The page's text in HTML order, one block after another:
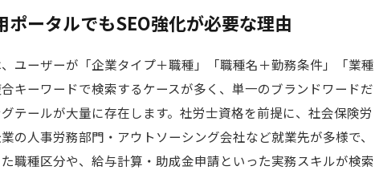
ポータルでもSEO強化が必要な理由
ユーザーが「企業タイプ＋職種」「職種名＋勤務条件」「業種
キーワードで検索するケースが多く、単一のブランドワードだ
テールが大量に存在します。社労士資格を前提に、社会保険労
の人事労務部門・アウトソーシング会社など就業先が多様で、
職種区分や、給与計算・助成金申請といった実務スキルが検索